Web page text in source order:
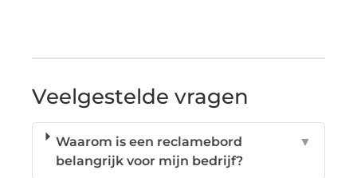
Veelgestelde vragen
Waarom is een reclamebord
belangrijk voor mijn bedrijf?
▼